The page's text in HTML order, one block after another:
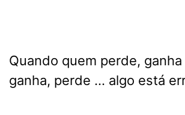
Quando quem perde,
ganha, perde … algo está